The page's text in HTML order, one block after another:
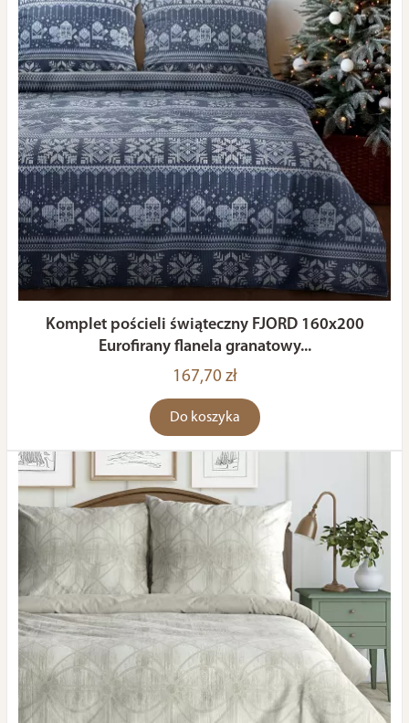
Komplet pościeli świąteczny FJORD 160x200
Eurofirany flanela granatowy...
167,70 zł
Do koszyka